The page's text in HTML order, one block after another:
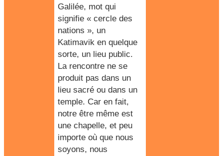
Galilée, mot qui
signifie « cercle des
nations », un
Katimavik en quelque
sorte, un lieu public.
La rencontre ne se
produit pas dans un
lieu sacré ou dans un
temple. Car en fait,
notre être même est
une chapelle, et peu
importe où que nous
soyons, nous